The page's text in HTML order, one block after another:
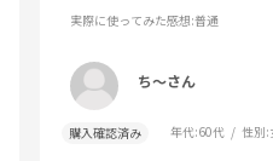
実際に使ってみた感想:普通
ち〜さん
購入確認済み 年代:60代 性別: